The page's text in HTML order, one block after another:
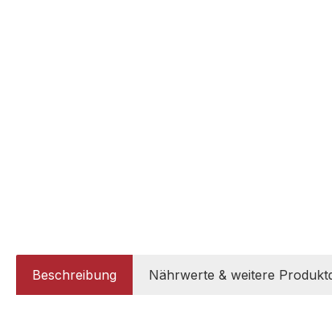
Beschreibung Nährwerte & weitere